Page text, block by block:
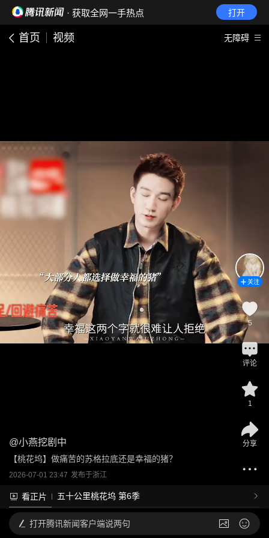
· 获取全网一手热点 打开
首页 视频 无障碍
@小燕挖剧中
【桃花坞】做痛苦的苏格拉底还是幸福的猪？
2026-07-01 23:47 发布于浙江
看正片 五十公里桃花坞 第6季
关注
5
评论
1
分享
打开腾讯新闻客户端说两句